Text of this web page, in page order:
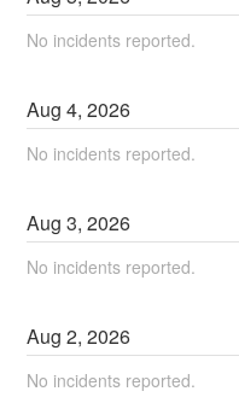
No incidents reported.
Aug4,2026
No incidents reported.
Aug3,2026
No incidents reported.
Aug2,2026
No incidents reported.